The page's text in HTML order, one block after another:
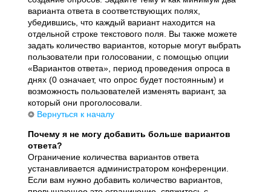
варианта ответа в соответствующих полях,
убедившись, что каждый вариант находится на
отдельной строке текстового поля. Вы также можете
задать количество вариантов, которые могут выбрать
пользователи при голосовании, с помощью опции
«Вариантов ответа», период проведения опроса в
днях (0 означает, что опрос будет постоянным) и
возможность пользователей изменять вариант, за
который они проголосовали.
Вернуться к началу
Почему я не могу добавить больше вариантов
ответа?
Ограничение количества вариантов ответа
устанавливается администратором конференции.
Если вам нужно добавить количество вариантов,